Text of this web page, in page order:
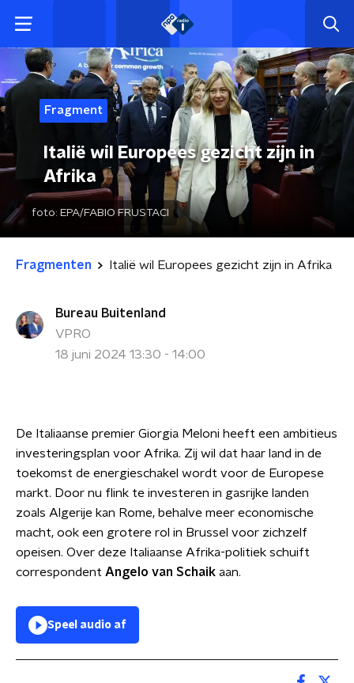
Fragment
Italië wil Europees gezicht zijn in
Afrika
foto: EPA/FABIO FRUSTACI
Fragmenten Italië wil Europees gezicht zijn in Afrika
Bureau Buitenland
VPRO
18 juni 2024 13:30 - 14:00
De Italiaanse premier Giorgia Meloni heeft een ambitieus
investeringsplan voor Afrika. Zij wil dat haar land in de
toekomst de energieschakel wordt voor de Europese
markt. Door nu flink te investeren in gasrijke landen
zoals Algerije kan Rome, behalve meer economische
macht, ook een grotere rol in Brussel voor zichzelf
opeisen. Over deze Italiaanse Afrika-politiek schuift
correspondent Angelo van Schaik aan.
Speel audio af